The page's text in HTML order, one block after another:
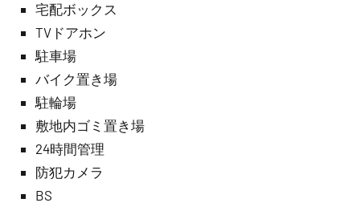
宅配ボックス
TVドアホン
駐車場
バイク置き場
駐輪場
敷地内ゴミ置き場
24時間管理
防犯カメラ
BS